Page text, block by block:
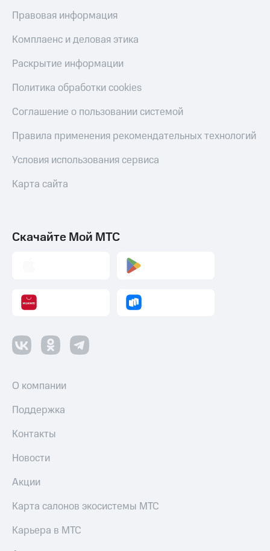
Правовая информация
Комплаенс и деловая этика
Раскрытие информации
Политика обработки cookies
Соглашение о пользовании системой
Правила применения рекомендательных технологий
Условия использования сервиса
Карта сайта
Скачайте Мой МТС
О компании
Поддержка
Контакты
Новости
Акции
Карта салонов экосистемы МТС
Карьера в МТС